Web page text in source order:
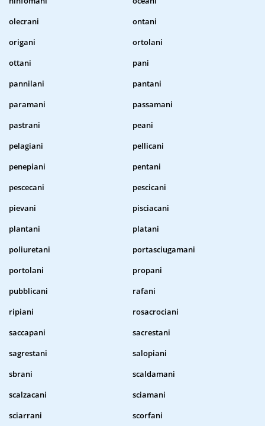
olecrani
ontani
origani
ortolani
ottani
pani
pannilani
pantani
paramani
passamani
pastrani
peani
pelagiani
pellicani
penepiani
pentani
pescecani
pescicani
pievani
pisciacani
plantani
platani
poliuretani
portasciugamani
portolani
propani
pubblicani
rafani
ripiani
rosacrociani
saccapani
sacrestani
sagrestani
salopiani
sbrani
scaldamani
scalzacani
sciamani
sciarrani
scorfani